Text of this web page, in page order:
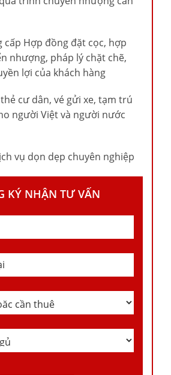
cấp Hợp đồng đặt cọc, hợp
nhượng, pháp lý chặt chẽ,
lợi của khách hàng
cư dân, vé gửi xe, tạm trú
người Việt và người nước
vụ dọn dẹp chuyên nghiệp
KÝ NHẬN TƯ VẤN